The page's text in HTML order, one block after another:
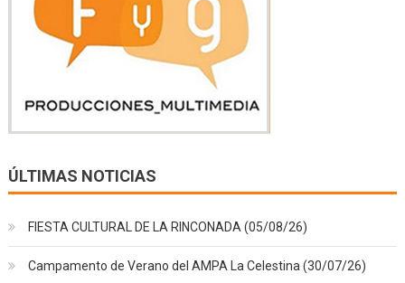
ÚLTIMAS NOTICIAS
FIESTA CULTURAL DE LA RINCONADA (05/08/26)
Campamento de Verano del AMPA La Celestina (30/07/26)